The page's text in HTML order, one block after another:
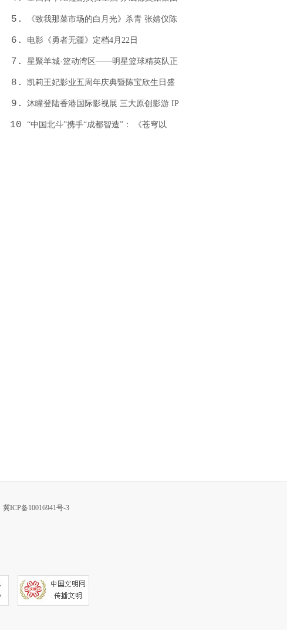
全面抢滩数字文创新高地
5.
《致我那菜市场的白月光》杀青 张婧仪陈
靖可心向野互成光
6. 电影《勇者无疆》定档4月22日
7.
星聚羊城·篮动湾区——明星篮球精英队正
式成立
8.
凯莉王妃影业五周年庆典暨陈宝欣生日盛
典圆满落幕
9.
沐瞳登陆香港国际影视展 三大原创影游 IP
重磅发布
10.“中国北斗”携手“成都智造”： 《苍穹以
冀ICP备10016941号-3